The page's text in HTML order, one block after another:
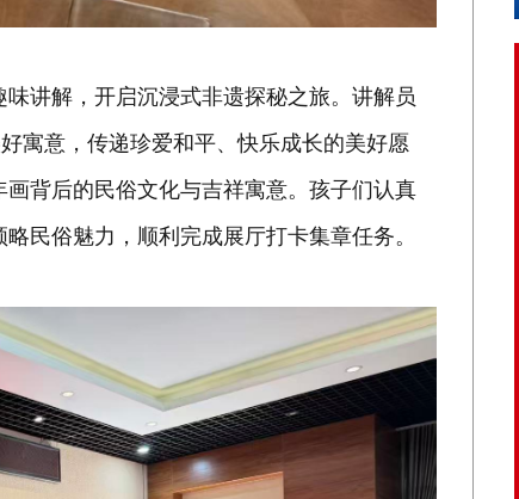
讲解，开启沉浸式非遗探秘之旅。讲解员
寓意，传递珍爱和平、快乐成长的美好愿
背后的民俗文化与吉祥寓意。孩子们认真
民俗魅力，顺利完成展厅打卡集章任务。